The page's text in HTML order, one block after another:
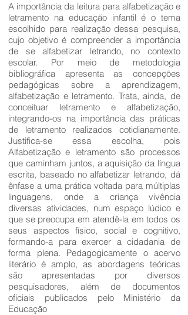
A importância da leitura para alfabetização e
letramento na educação infantil é o tema
escolhido para realização dessa pesquisa,
cujo objetivo é compreender a importância
de se alfabetizar letrando, no contexto
escolar. Por meio de metodologia
bibliográfica apresenta as concepções
pedagógicas sobre a aprendizagem,
alfabetização e letramento. Trata, ainda, de
conceituar letramento e alfabetização,
integrando-os na importância das práticas
de letramento realizados cotidianamente.
Justifica-se essa escolha, pois
Alfabetização e letramento são processos
que caminham juntos, a aquisição da língua
escrita, baseado no alfabetizar letrando, dá
ênfase a uma prática voltada para múltiplas
linguagens, onde a criança vivência
diversas atividades, num espaço lúdico e
que se preocupa em atendê-la em todos os
seus aspectos físico, social e cognitivo,
formando-a para exercer a cidadania de
forma plena. Pedagogicamente o acervo
literário é amplo, as abordagens teóricas
são apresentadas por diversos
pesquisadores, além de documentos
oficiais publicados pelo Ministério da
Educação